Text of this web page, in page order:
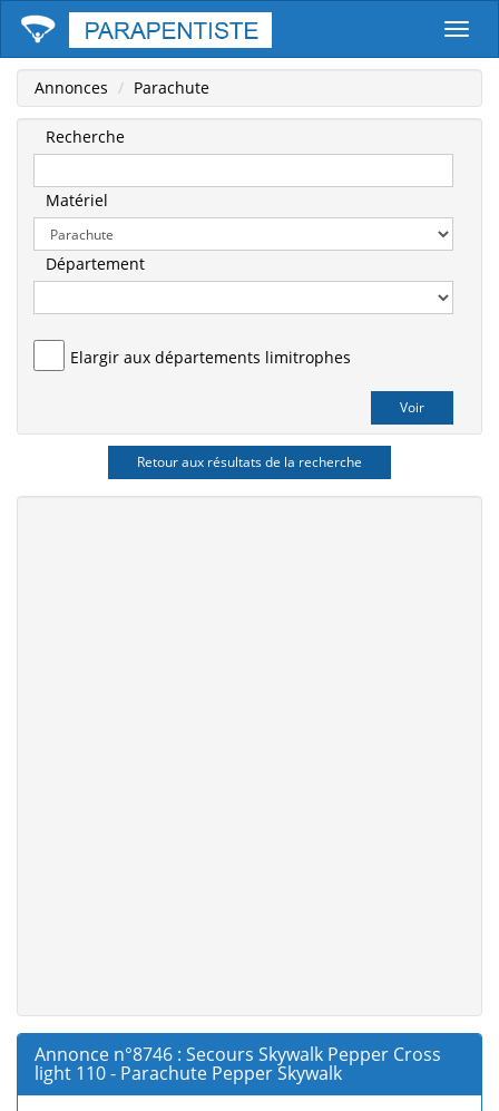
Annonces Parachute
Recherche
Matériel
Département
Elargir aux départements limitrophes
Retour aux résultats de la recherche
Annonce n°8746 : Secours Skywalk Pepper Cross
light 110 - Parachute Pepper Skywalk